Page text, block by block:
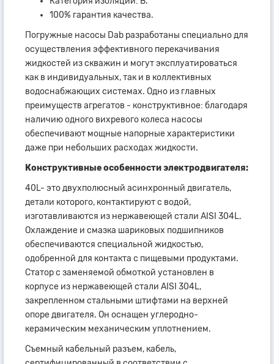
100% гарантия качества.
Погружные насосы Dab разработаны специально для
осуществления эффективного перекачивания
жидкостей из скважин и могут эксплуатироваться
как в индивидуальных, так и в коллективных
водоснабжающих системах. Одно из главных
преимуществ агрегатов - конструктивное: благодаря
наличию одного вихревого колеса насосы
обеспечивают мощные напорные характеристики
даже при небольших расходах жидкости.
Конструктивные особенности электродвигателя:
40L- это двухполюсный асинхронный двигатель,
детали которого, контактируют с водой,
изготавливаются из нержавеющей стали AISI 304L.
Охлаждение и смазка шариковых подшипников
обеспечиваются специальной жидкостью,
одобренной для контакта с пищевыми продуктами.
Статор с заменяемой обмоткой установлен в
корпусе из нержавеющей стали AISI 304L,
закрепленном стальными штифтами на верхней
опоре двигателя. Он оснащен углеродно-
керамическим механическим уплотнением.
Съемный кабельный разъем, кабель,